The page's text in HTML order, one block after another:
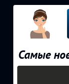
Самые